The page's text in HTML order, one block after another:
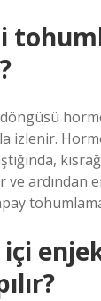
izlenir.
ve ardından
tohumlama